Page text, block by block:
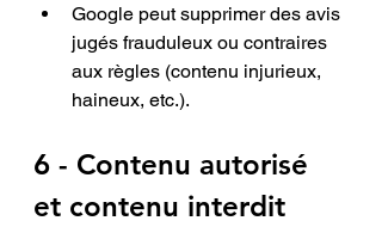
Google peut supprimer des avis
jugés frauduleux ou contraires
aux règles (contenu injurieux,
haineux, etc.).
6 - Contenu autorisé
et contenu interdit